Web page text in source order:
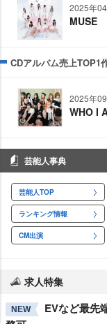
2025年
MUSE
CDアルバム売上TOP1
2025年
WHO I
芸能人事典
芸能人TOP
ランキング情報
CM出演
求人特集
NEW
EVなど最先